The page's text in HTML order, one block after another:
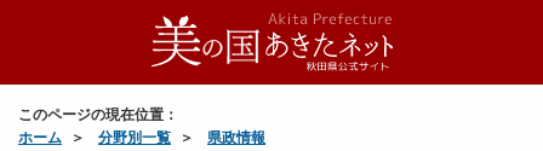
このページの現在位置：
ホーム
分野別一覧
県政情報